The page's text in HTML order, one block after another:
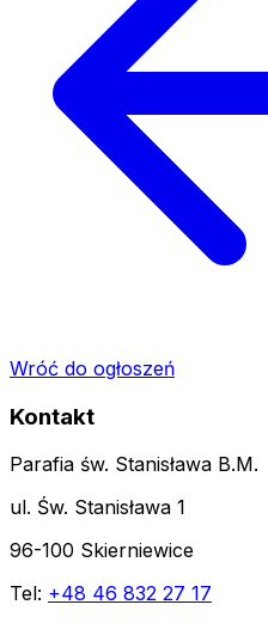
Wróć do ogłoszeń
Kontakt
Parafia św. Stanisława B.M.
ul. Św. Stanisława 1
96-100 Skierniewice
Tel: +48 46 832 27 17